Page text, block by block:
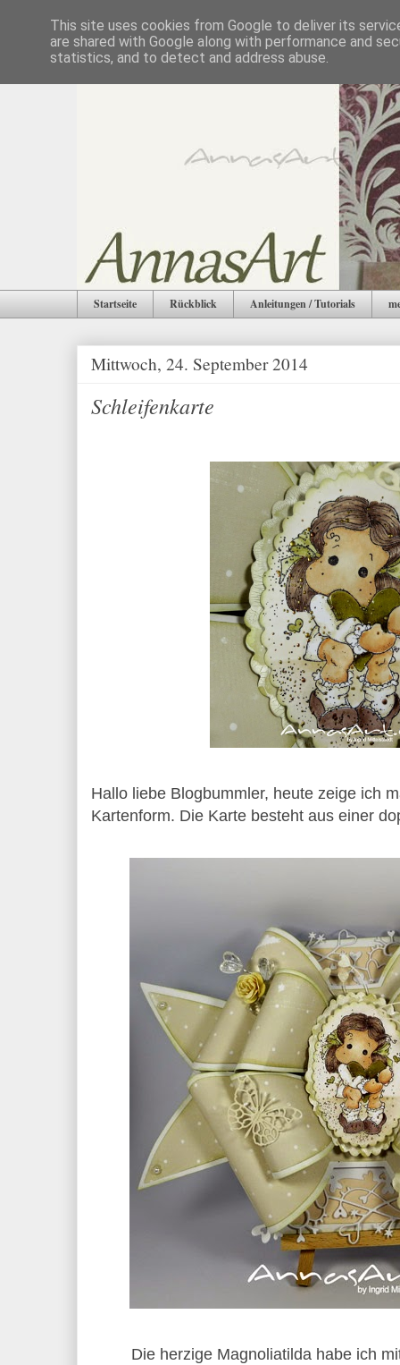
Startseite Rückblick Anleitungen / Tutorials
Mittwoch, 24. September 2014
Schleifenkarte
Hallo liebe Blogbummler, heute zeige ich
Kartenform. Die Karte besteht aus einer
Die herzige Magnoliatilda habe ich
This site uses cookies from Google to deliver its
are shared with Google along with performance and
statistics, and to detect and address abuse.